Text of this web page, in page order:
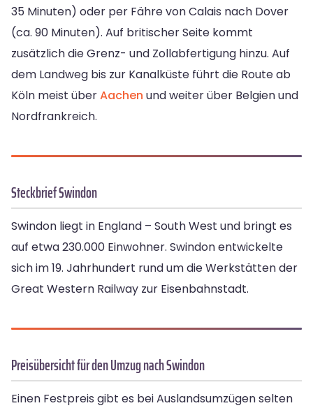
35 Minuten) oder per Fähre von Calais nach Dover
(ca. 90 Minuten). Auf britischer Seite kommt
zusätzlich die Grenz- und Zollabfertigung hinzu. Auf
dem Landweg bis zur Kanalküste führt die Route ab
Köln meist überAachen und weiter über Belgien und
Nordfrankreich.
Steckbrief Swindon
Swindon liegt in England – South West und bringt es
auf etwa 230.000 Einwohner. Swindon entwickelte
sich im 19. Jahrhundert rund um die Werkstätten der
Great Western Railway zur Eisenbahnstadt.
Preisübersicht für den Umzug nach Swindon
Einen Festpreis gibt es bei Auslandsumzügen selten